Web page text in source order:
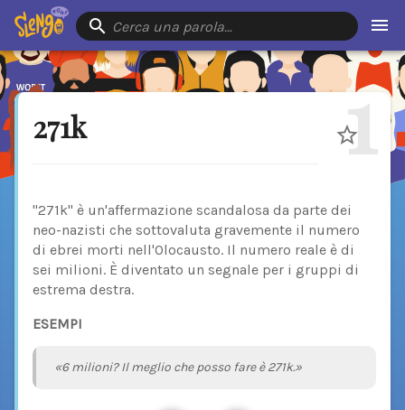
Cerca una parola…
271k 1
"271k" è un'affermazione scandalosa da parte dei
neo-nazisti che sottovaluta gravemente il numero
di ebrei morti nell'Olocausto. Il numero reale è di
sei milioni. È diventato un segnale per i gruppi di
estrema destra.
ESEMPI
«6 milioni? Il meglio che posso fare è 271k.»